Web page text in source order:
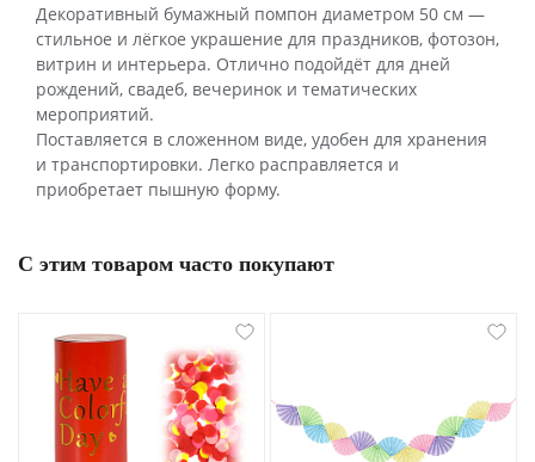
Декоративный бумажный помпон диаметром 50 см —
стильное и лёгкое украшение для праздников, фотозон,
витрин и интерьера. Отлично подойдёт для дней
рождений, свадеб, вечеринок и тематических
мероприятий.
Поставляется в сложенном виде, удобен для хранения
и транспортировки. Легко расправляется и
приобретает пышную форму.
С этим товаром часто покупают